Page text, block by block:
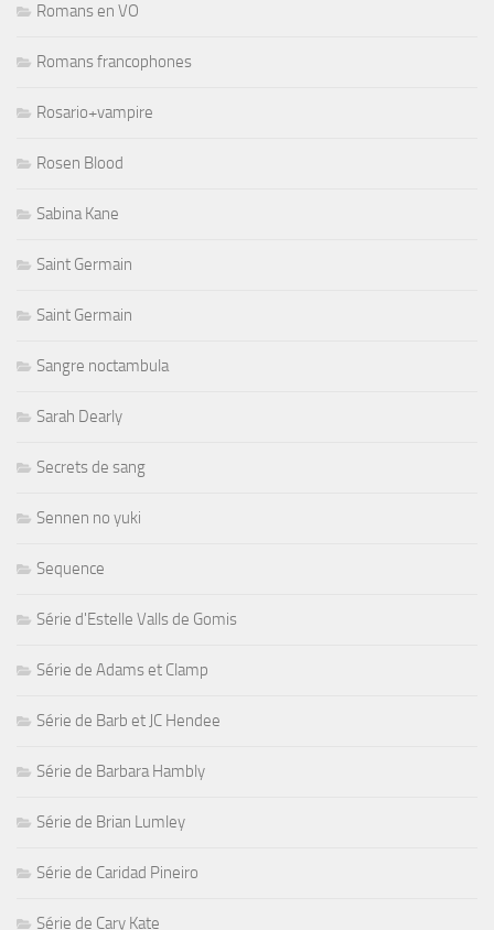
Romans en VO
Romans francophones
Rosario+vampire
Rosen Blood
Sabina Kane
Saint Germain
Saint Germain
Sangre noctambula
Sarah Dearly
Secrets de sang
Sennen no yuki
Sequence
Série d'Estelle Valls de Gomis
Série de Adams et Clamp
Série de Barb et JC Hendee
Série de Barbara Hambly
Série de Brian Lumley
Série de Caridad Pineiro
Série de Cary Kate